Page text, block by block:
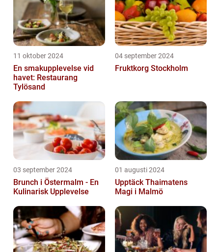
11 oktober 2024
En smakupplevelse vid
havet: Restaurang
Tylösand
04 september 2024
Fruktkorg Stockholm
03 september 2024
Brunch i Östermalm - En
Kulinarisk Upplevelse
01 augusti 2024
Upptäck Thaimatens
Magi i Malmö